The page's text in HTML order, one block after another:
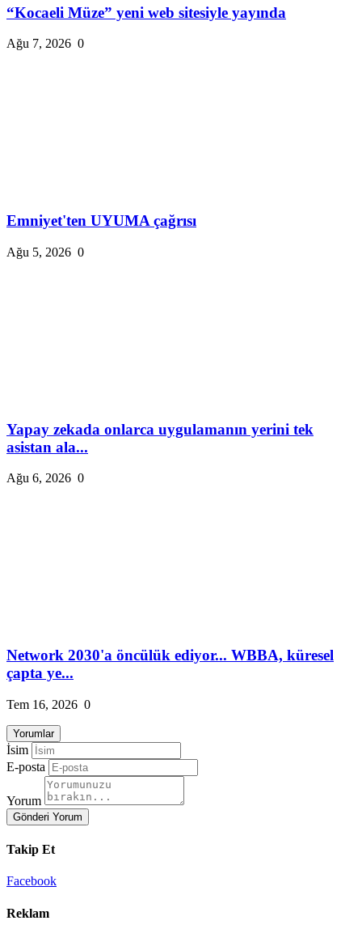
“Kocaeli Müze” yeni web sitesiyle yayında
Ağu 7, 2026 0
Emniyet'ten UYUMA çağrısı
Ağu 5, 2026 0
Yapay zekada onlarca uygulamanın yerini tek
asistan ala...
Ağu 6, 2026 0
Network 2030'a öncülük ediyor... WBBA, küresel
çapta ye...
Tem 16, 2026 0
Yorumlar
İsim
E-posta
Yorum
Gönderi Yorum
Takip Et
Facebook
Reklam